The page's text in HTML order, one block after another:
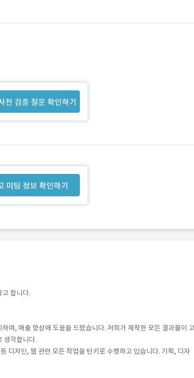
전 검증 질문 확인하기
미팅 정보 확인하기
합니다.
며, 매출 향상에 도움을 드렸습니다. 저희가 제작한 모든 결과물이
생각합니다.
디자인, 웹 관련 모든 작업을 턴키로 수행하고 있습니다. 기획, 디자